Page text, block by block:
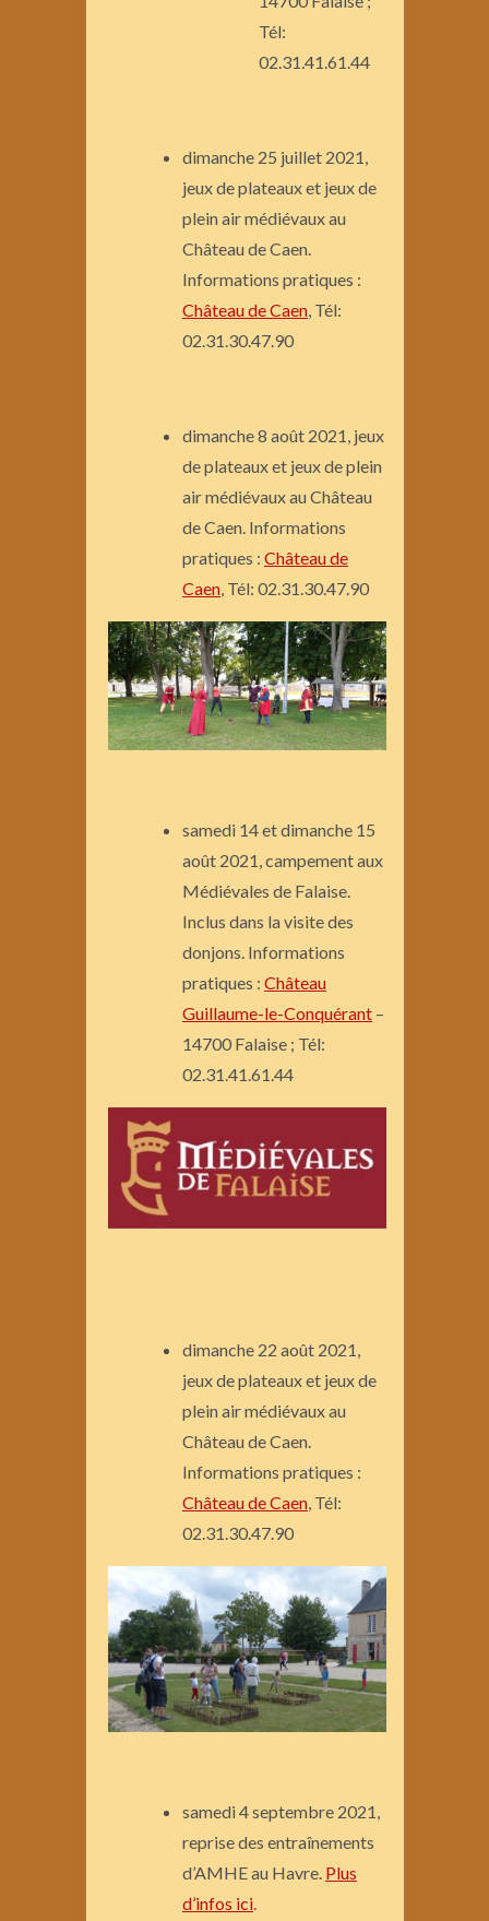
Tél:
02.31.41.61.44
dimanche 25 juillet 2021,
jeux de plateaux et jeux de
plein air médiévaux au
Château de Caen.
Informations pratiques :
Château de Caen, Tél:
02.31.30.47.90
dimanche 8 août 2021, jeux
de plateaux et jeux de plein
air médiévaux au Château
de Caen. Informations
pratiques : Château de
Caen, Tél: 02.31.30.47.90
samedi 14 et dimanche 15
août 2021, campement aux
Médiévales de Falaise.
Inclus dans la visite des
donjons. Informations
pratiques : Château
Guillaume-le-Conquérant –
14700 Falaise ; Tél:
02.31.41.61.44
dimanche 22 août 2021,
jeux de plateaux et jeux de
plein air médiévaux au
Château de Caen.
Informations pratiques :
Château de Caen, Tél:
02.31.30.47.90
samedi 4 septembre 2021,
reprise des entraînements
d’AMHE au Havre. Plus
d’infos ici